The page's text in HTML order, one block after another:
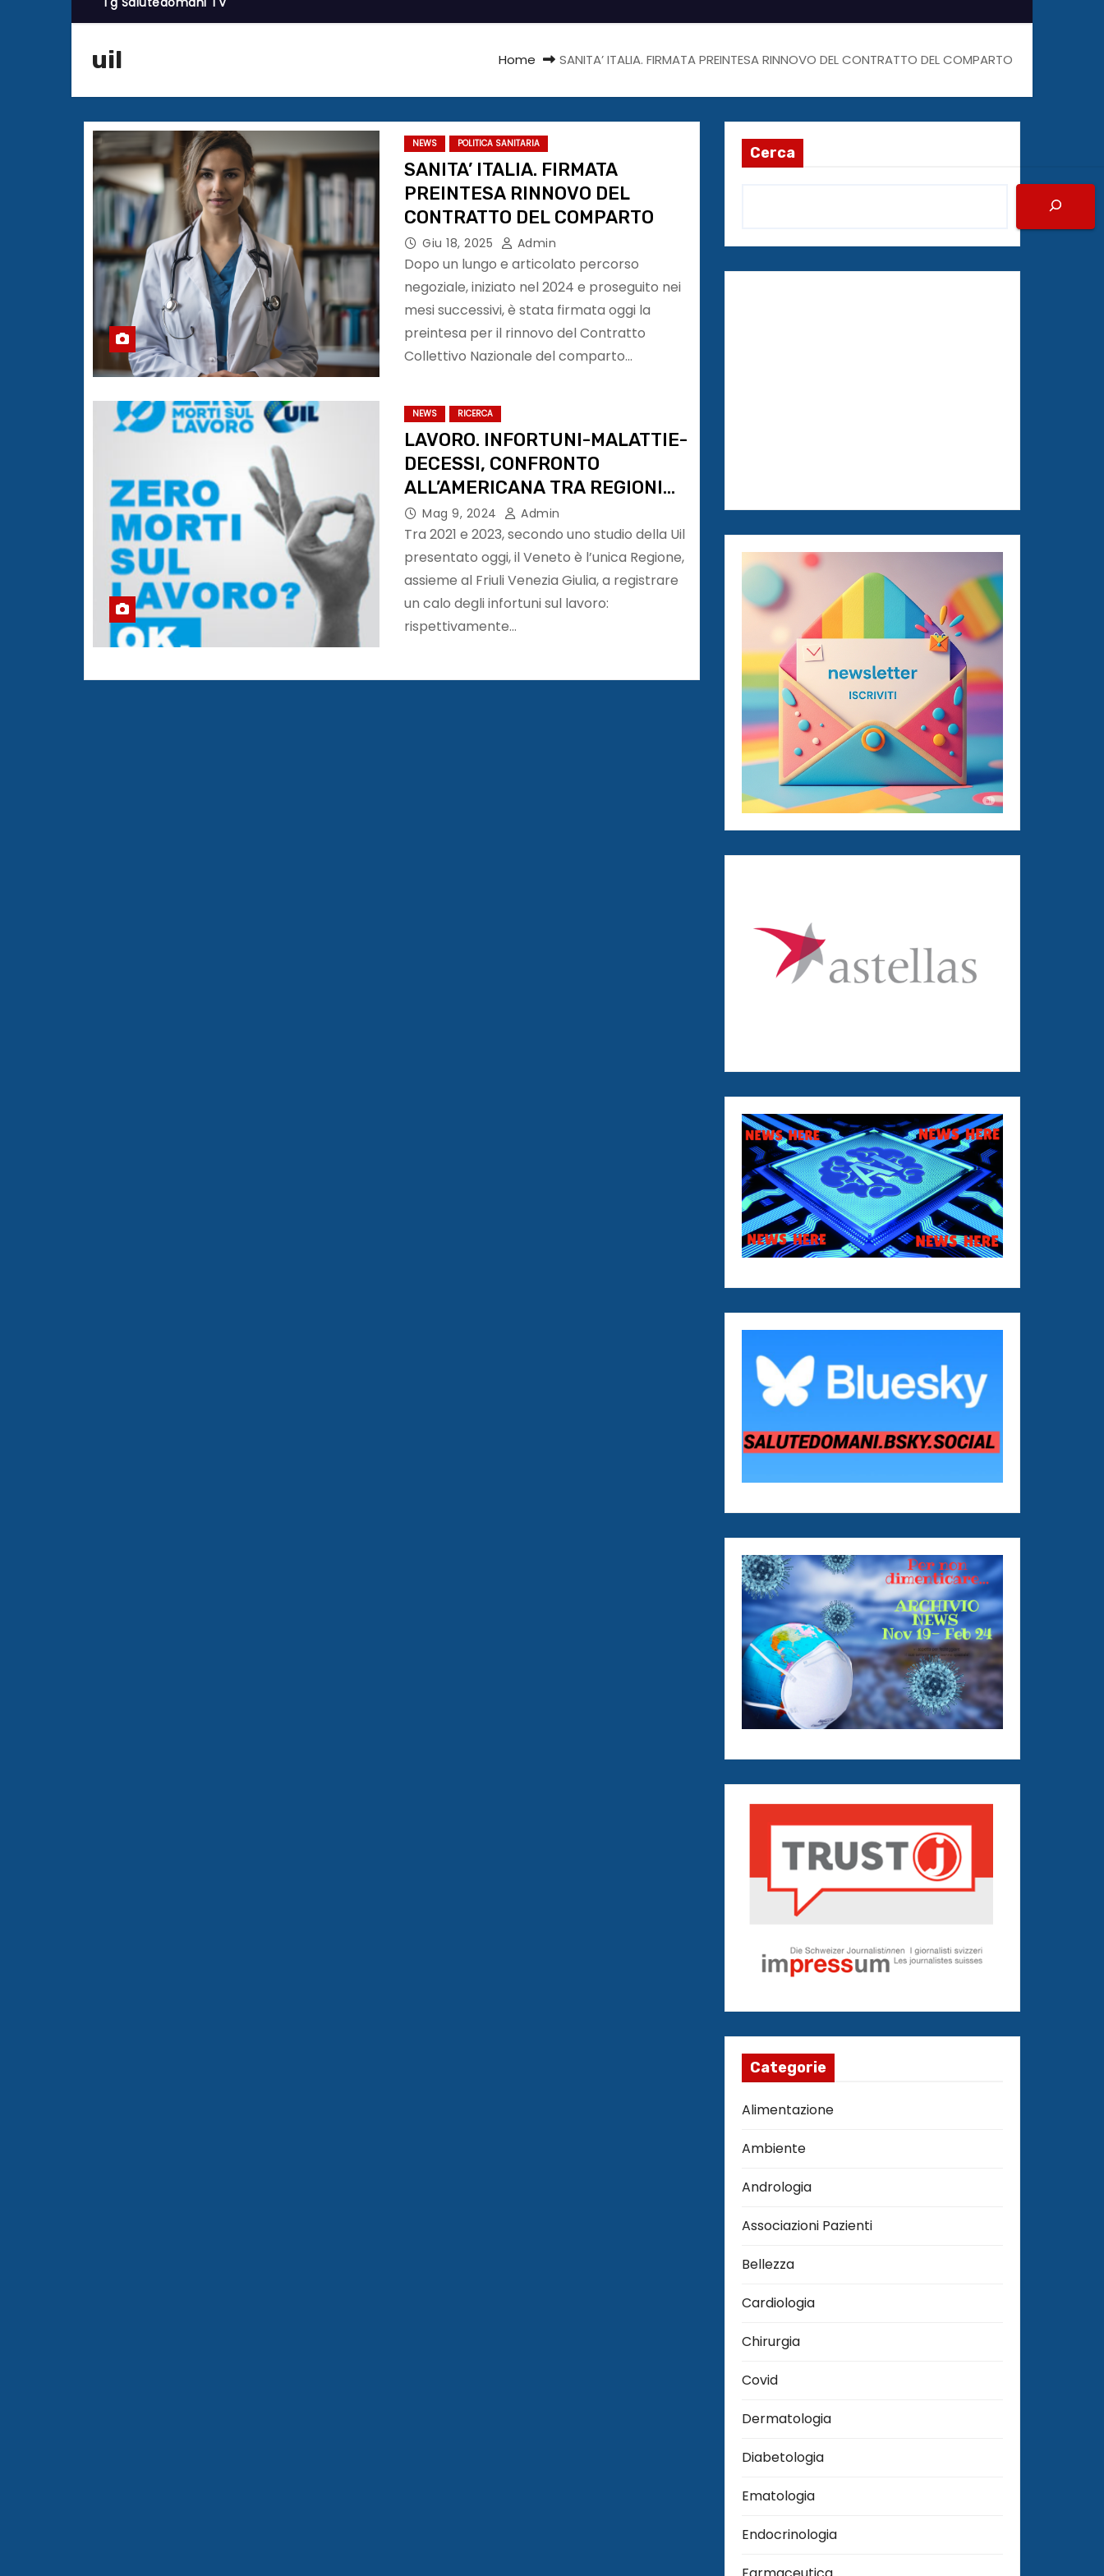
uil Home SANITA’ ITALIA. FIRMATA PREINTESA RINNOVO DEL CONTRATTO DEL COMPARTO
NEWS POLITICA SANITARIA
SANITA’ ITALIA. FIRMATA
PREINTESA RINNOVO DEL
CONTRATTO DEL COMPARTO
Giu 18, 2025 Admin
Dopo un lungo e articolato percorso
negoziale, iniziato nel 2024 e proseguito nei
mesi successivi, è stata firmata oggi la
preintesa per il rinnovo del Contratto
Collettivo Nazionale del comparto…
NEWS RICERCA
LAVORO. INFORTUNI-MALATTIE-
DECESSI, CONFRONTO
ALL’AMERICANA TRA REGIONI
NORD
Mag 9, 2024 Admin
Tra 2021 e 2023, secondo uno studio della Uil
presentato oggi, il Veneto è l’unica Regione,
assieme al Friuli Venezia Giulia, a registrare
un calo degli infortuni sul lavoro:
rispettivamente…
Cerca
Categorie
Alimentazione
Ambiente
Andrologia
Associazioni Pazienti
Bellezza
Cardiologia
Chirurgia
Covid
Dermatologia
Diabetologia
Ematologia
Endocrinologia